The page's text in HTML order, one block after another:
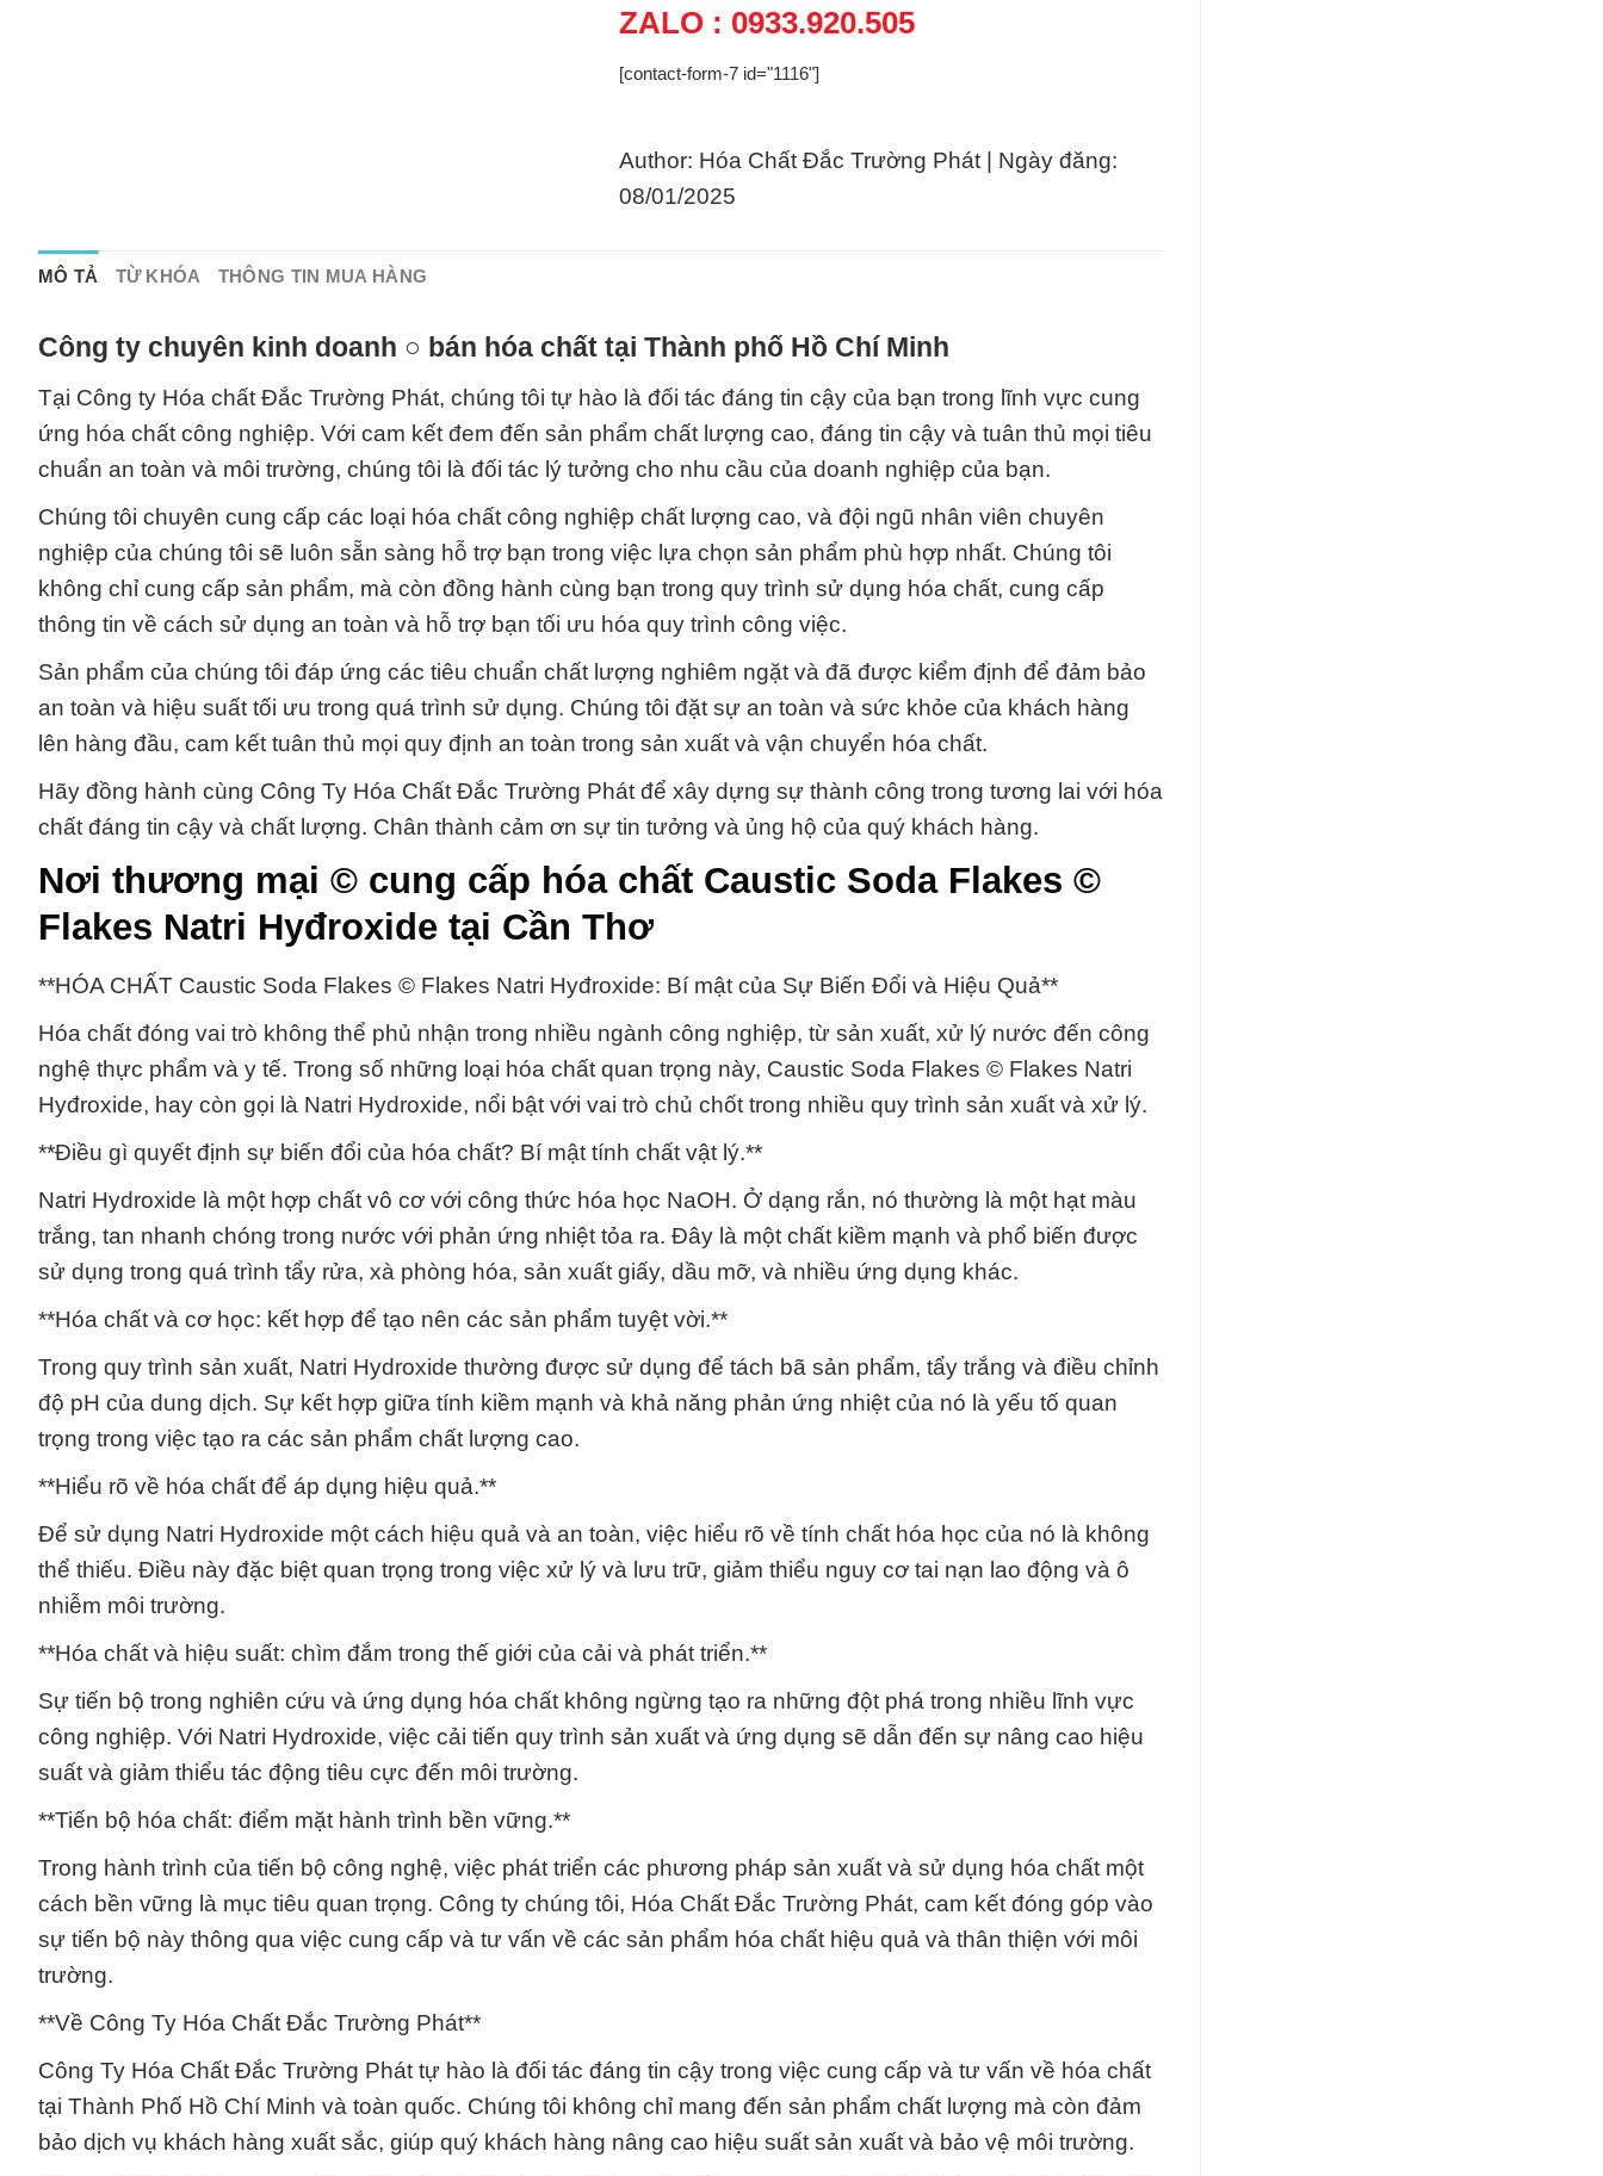
ZALO : 0933.920.505
[contact-form-7 id="1116"]
Author: Hóa Chất Đắc Trường Phát | Ngày đăng:
08/01/2025
MÔ TẢ TỪ KHÓA THÔNG TIN MUA HÀNG
Công ty chuyên kinh doanh ○ bán hóa chất tại Thành phố Hồ Chí Minh
Tại Công ty Hóa chất Đắc Trường Phát, chúng tôi tự hào là đối tác đáng tin cậy của bạn trong lĩnh vực cung
ứng hóa chất công nghiệp. Với cam kết đem đến sản phẩm chất lượng cao, đáng tin cậy và tuân thủ mọi tiêu
chuẩn an toàn và môi trường, chúng tôi là đối tác lý tưởng cho nhu cầu của doanh nghiệp của bạn.
Chúng tôi chuyên cung cấp các loại hóa chất công nghiệp chất lượng cao, và đội ngũ nhân viên chuyên
nghiệp của chúng tôi sẽ luôn sẵn sàng hỗ trợ bạn trong việc lựa chọn sản phẩm phù hợp nhất. Chúng tôi
không chỉ cung cấp sản phẩm, mà còn đồng hành cùng bạn trong quy trình sử dụng hóa chất, cung cấp
thông tin về cách sử dụng an toàn và hỗ trợ bạn tối ưu hóa quy trình công việc.
Sản phẩm của chúng tôi đáp ứng các tiêu chuẩn chất lượng nghiêm ngặt và đã được kiểm định để đảm bảo
an toàn và hiệu suất tối ưu trong quá trình sử dụng. Chúng tôi đặt sự an toàn và sức khỏe của khách hàng
lên hàng đầu, cam kết tuân thủ mọi quy định an toàn trong sản xuất và vận chuyển hóa chất.
Hãy đồng hành cùng Công Ty Hóa Chất Đắc Trường Phát để xây dựng sự thành công trong tương lai với hóa
chất đáng tin cậy và chất lượng. Chân thành cảm ơn sự tin tưởng và ủng hộ của quý khách hàng.
Nơi thương mại © cung cấp hóa chất Caustic Soda Flakes ©
Flakes Natri Hyđroxide tại Cần Thơ
**HÓA CHẤT Caustic Soda Flakes © Flakes Natri Hyđroxide: Bí mật của Sự Biến Đổi và Hiệu Quả**
Hóa chất đóng vai trò không thể phủ nhận trong nhiều ngành công nghiệp, từ sản xuất, xử lý nước đến công
nghệ thực phẩm và y tế. Trong số những loại hóa chất quan trọng này, Caustic Soda Flakes © Flakes Natri
Hyđroxide, hay còn gọi là Natri Hydroxide, nổi bật với vai trò chủ chốt trong nhiều quy trình sản xuất và xử lý.
**Điều gì quyết định sự biến đổi của hóa chất? Bí mật tính chất vật lý.**
Natri Hydroxide là một hợp chất vô cơ với công thức hóa học NaOH. Ở dạng rắn, nó thường là một hạt màu
trắng, tan nhanh chóng trong nước với phản ứng nhiệt tỏa ra. Đây là một chất kiềm mạnh và phổ biến được
sử dụng trong quá trình tẩy rửa, xà phòng hóa, sản xuất giấy, dầu mỡ, và nhiều ứng dụng khác.
**Hóa chất và cơ học: kết hợp để tạo nên các sản phẩm tuyệt vời.**
Trong quy trình sản xuất, Natri Hydroxide thường được sử dụng để tách bã sản phẩm, tẩy trắng và điều chỉnh
độ pH của dung dịch. Sự kết hợp giữa tính kiềm mạnh và khả năng phản ứng nhiệt của nó là yếu tố quan
trọng trong việc tạo ra các sản phẩm chất lượng cao.
**Hiểu rõ về hóa chất để áp dụng hiệu quả.**
Để sử dụng Natri Hydroxide một cách hiệu quả và an toàn, việc hiểu rõ về tính chất hóa học của nó là không
thể thiếu. Điều này đặc biệt quan trọng trong việc xử lý và lưu trữ, giảm thiểu nguy cơ tai nạn lao động và ô
nhiễm môi trường.
**Hóa chất và hiệu suất: chìm đắm trong thế giới của cải và phát triển.**
Sự tiến bộ trong nghiên cứu và ứng dụng hóa chất không ngừng tạo ra những đột phá trong nhiều lĩnh vực
công nghiệp. Với Natri Hydroxide, việc cải tiến quy trình sản xuất và ứng dụng sẽ dẫn đến sự nâng cao hiệu
suất và giảm thiểu tác động tiêu cực đến môi trường.
**Tiến bộ hóa chất: điểm mặt hành trình bền vững.**
Trong hành trình của tiến bộ công nghệ, việc phát triển các phương pháp sản xuất và sử dụng hóa chất một
cách bền vững là mục tiêu quan trọng. Công ty chúng tôi, Hóa Chất Đắc Trường Phát, cam kết đóng góp vào
sự tiến bộ này thông qua việc cung cấp và tư vấn về các sản phẩm hóa chất hiệu quả và thân thiện với môi
trường.
**Về Công Ty Hóa Chất Đắc Trường Phát**
Công Ty Hóa Chất Đắc Trường Phát tự hào là đối tác đáng tin cậy trong việc cung cấp và tư vấn về hóa chất
tại Thành Phố Hồ Chí Minh và toàn quốc. Chúng tôi không chỉ mang đến sản phẩm chất lượng mà còn đảm
bảo dịch vụ khách hàng xuất sắc, giúp quý khách hàng nâng cao hiệu suất sản xuất và bảo vệ môi trường.